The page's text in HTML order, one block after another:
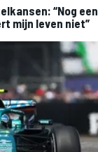
“Nog een
mijn leven niet”